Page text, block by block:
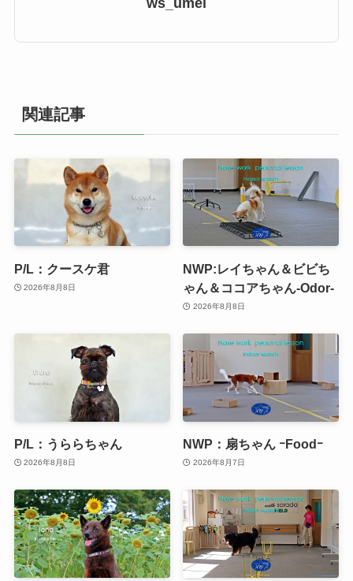
関連記事
P/L：クースケ君
2026年8月8日
NWP:レイちゃん＆ビビち
ゃん＆ココアちゃん-Odor-
2026年8月8日
P/L：うららちゃん
2026年8月8日
NWP：扇ちゃん ｰFoodｰ
2026年8月7日